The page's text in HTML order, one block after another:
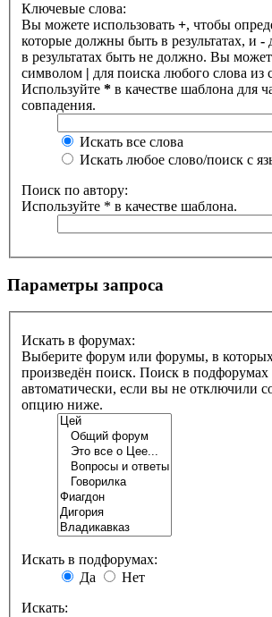
Ключевые слова:
Вы можете использовать +, чтобы
которые должны быть в результатах, и -
в результатах быть не должно. Вы
символом | для поиска любого слова из
Используйте * в качестве шаблона для
совпадения.
Искать все слова
Искать любое слово/поиск с
Поиск по автору:
Используйте * в качестве шаблона.
Параметры запроса
Искать в форумах:
Выберите форум или форумы, в которых
произведён поиск. Поиск в подфорумах
автоматически, если вы не отключили
опцию ниже.
Искать в подфорумах:
Да
Нет
Искать: